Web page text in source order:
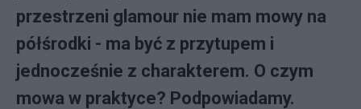
przestrzeni glamour nie mam mowy na
półśrodki - ma być z przytupem i
jednocześnie z charakterem. O czym
mowa w praktyce? Podpowiadamy.